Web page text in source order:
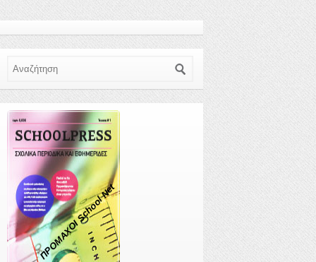
ΠΡΟΜΑΧΟΙ School Net